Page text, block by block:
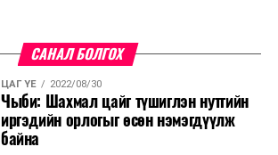
САНАЛ БОЛГОХ
ЦАГ ҮЕ 2022/08/30
Чыби: Шахмал цайг түшиглэн нутгийн
иргэдийн орлогыг өсөн нэмэгдүүлж
байна